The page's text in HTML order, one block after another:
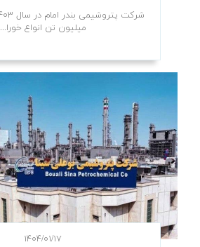
میلیون تن انواع خورا...
۱۴۰۴/۰۱/۱۷